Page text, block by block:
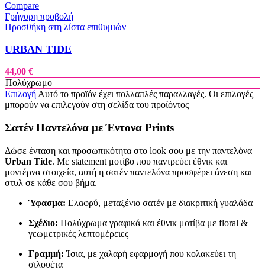
Compare
Γρήγορη προβολή
Προσθήκη στη λίστα επιθυμιών
URBAN TIDE
44,00 €
Πολύχρωμο
Επιλογή Αυτό το προϊόν έχει πολλαπλές παραλλαγές. Οι επιλογές
μπορούν να επιλεγούν στη σελίδα του προϊόντος
Σατέν Παντελόνα με Έντονα Prints
Δώσε ένταση και προσωπικότητα στο look σου με την παντελόνα
Urban Tide. Με statement μοτίβο που παντρεύει έθνικ και
μοντέρνα στοιχεία, αυτή η σατέν παντελόνα προσφέρει άνεση και
στυλ σε κάθε σου βήμα.
Ύφασμα: Ελαφρύ, μεταξένιο σατέν με διακριτική γυαλάδα
Σχέδιο: Πολύχρωμα γραφικά και έθνικ μοτίβα με floral &
γεωμετρικές λεπτομέρειες
Γραμμή: Ίσια, με χαλαρή εφαρμογή που κολακεύει τη
σιλουέτα